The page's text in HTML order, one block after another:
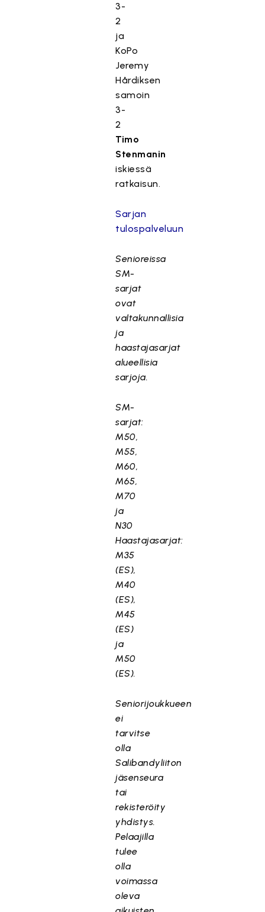
3-
2
ja
KoPo
Jeremy
Hårdiksen
samoin
3-
2
Timo
Stenmanin
iskiessä
ratkaisun.
Sarjan
tulospalveluun
Senioreissa
SM-
sarjat
ovat
valtakunnallisia
ja
haastajasarjat
alueellisia
sarjoja.
SM-
sarjat:
M50,
M55,
M60,
M65,
M70
ja
N30
Haastajasarjat:
M35
(ES),
M40
(ES),
M45
(ES)
ja
M50
(ES).
Seniorijoukkueen
ei
tarvitse
olla
Salibandyliiton
jäsenseura
tai
rekisteröity
yhdistys.
Pelaajilla
tulee
olla
voimassa
oleva